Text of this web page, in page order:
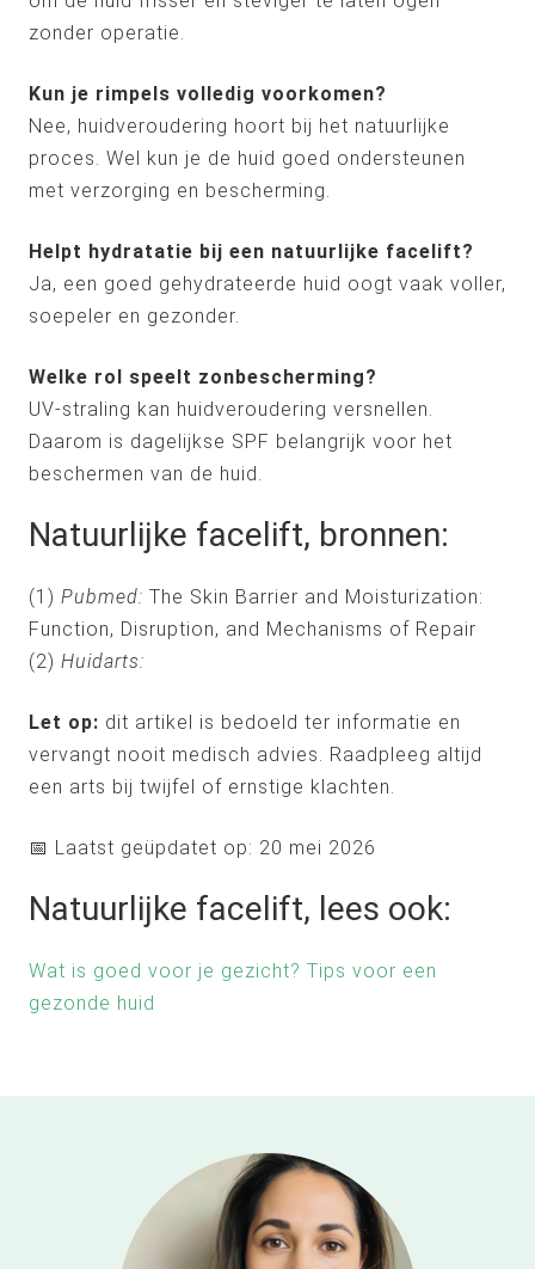
zonder operatie.
Kun je rimpels volledig voorkomen?
Nee, huidveroudering hoort bij het natuurlijke
proces. Wel kun je de huid goed ondersteunen
met verzorging en bescherming.
Helpt hydratatie bij een natuurlijke facelift?
Ja, een goed gehydrateerde huid oogt vaak voller,
soepeler en gezonder.
Welke rol speelt zonbescherming?
UV-straling kan huidveroudering versnellen.
Daarom is dagelijkse SPF belangrijk voor het
beschermen van de huid.
Natuurlijke facelift, bronnen:
(1) Pubmed: The Skin Barrier and Moisturization:
Function, Disruption, and Mechanisms of Repair
(2) Huidarts:
Let op: dit artikel is bedoeld ter informatie en
vervangt nooit medisch advies. Raadpleeg altijd
een arts bij twijfel of ernstige klachten.
📅 Laatst geüpdatet op: 20 mei 2026
Natuurlijke facelift, lees ook:
Wat is goed voor je gezicht? Tips voor een
gezonde huid